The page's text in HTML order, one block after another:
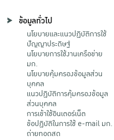
ข้อมูลทั่วไป
นโยบายและแนวปฏิบัติการใช้
ปัญญาประดิษฐ์
นโยบายการใช้งานเครือข่าย
มก.
นโยบายคุ้มครองข้อมูลส่วน
บุคคล
แนวปฏิบัติการคุ้มครองข้อมูล
ส่วนบุคคล
การเข้าใช้อินเตอร์เน็ต
ข้อปฏิบัติในการใช้ e-mail มก.
ถ่ายทอดสด